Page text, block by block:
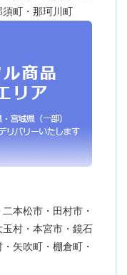
町・那珂川町
本松市・田村市・
村・本宮市・鏡石
矢吹町・棚倉町・